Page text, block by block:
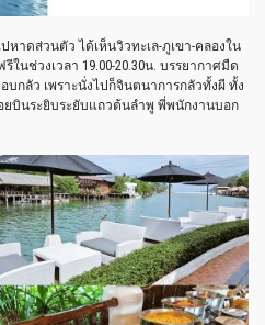
หาดส่วนตัว ได้เห็นวิวทะเล-ภูเขา-คลองใน
นช่วงเวลา 19.00-20.30น. บรรยากาศมืด
บกลัว เพราะนั่งไปก็จินตนาการกลัวทั้งผี ทั้ง
ยบินระยิบระยับแถวต้นลำพู พี่พนักงานบอก